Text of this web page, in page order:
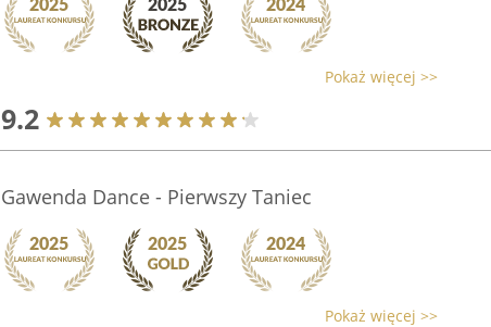
Pokaż więcej >>
9.2
Gawenda Dance - Pierwszy Taniec
Pokaż więcej >>